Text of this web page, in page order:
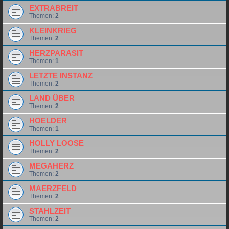
EXTRABREIT
Themen: 2
KLEINKRIEG
Themen: 2
HERZPARASIT
Themen: 1
LETZTE INSTANZ
Themen: 2
LAND ÜBER
Themen: 2
HOELDER
Themen: 1
HOLLY LOOSE
Themen: 2
MEGAHERZ
Themen: 2
MAERZFELD
Themen: 2
STAHLZEIT
Themen: 2